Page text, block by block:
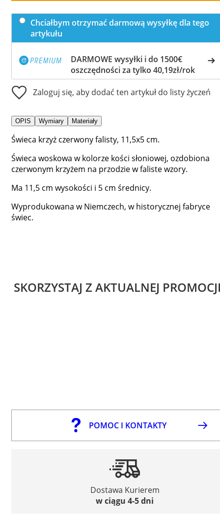
Chciałbym otrzymać darmową wysyłkę dla tego
artykułu
DARMOWE wysyłki i do 1500€
oszczędności za tylko 40,19zł/rok
Zaloguj się, aby dodać ten artykuł do listy życzeń
OPIS Wymiary Materiały
Świeca krzyż czerwony falisty, 11,5x5 cm.
Świeca woskowa w kolorze kości słoniowej, ozdobiona
czerwonym krzyżem na przodzie w faliste wzory.
Ma 11,5 cm wysokości i 5 cm średnicy.
Wyprodukowana w Niemczech, w historycznej fabryce
świec.
SKORZYSTAJ Z AKTUALNEJ
POMOC I KONTAKTY
Dostawa Kurierem
w ciągu 4-5 dni